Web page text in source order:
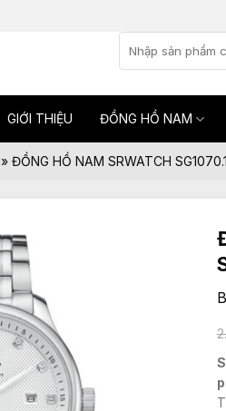
kiếm:
GIỚI THIỆU ĐỒNG HỒ NAM
» ĐỒNG HỒ NAM SRWATCH